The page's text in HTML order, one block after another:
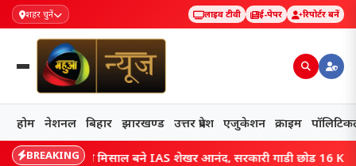
शहर चुनें लाइव टीवी ई-पेपर रिपोर्टर बनें
होम नेशनल बिहार झारखण्ड उत्तर प्रदेश एजुकेशन क्राइम
BREAKING
सादगी की मिसाल बने IAS शेखर आनंद, सरकारी गाड़ी छोड़ 16 KM